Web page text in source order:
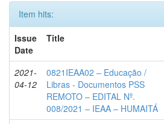
Item hits:
Issue
Date
Title
2021-
04-12
0821IEAA02 – Educação /
Libras - Documentos PSS
REMOTO – EDITAL Nº.
008/2021 – IEAA – HUMAITÁ